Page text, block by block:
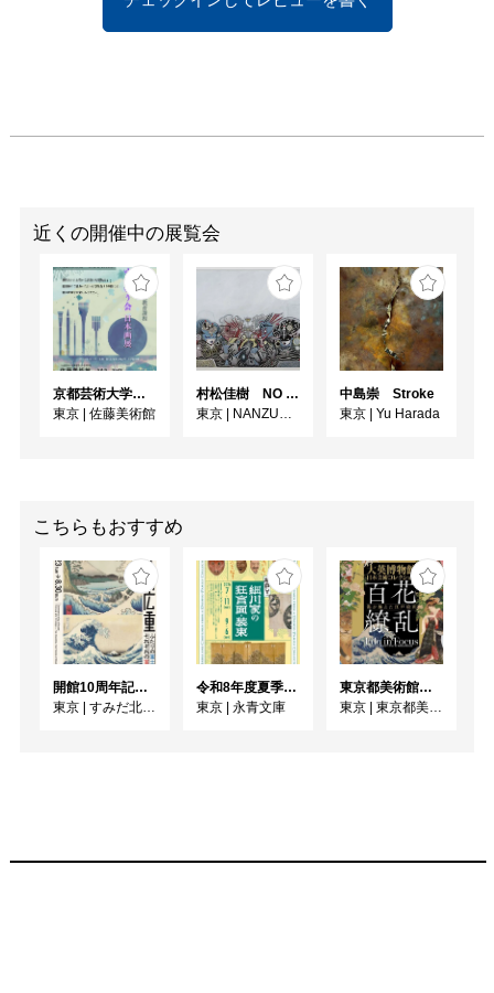
近くの開催中の展覧会
京都芸術大学通信教育課程 ゆうゆう会日本画展
東京
佐藤美術館
村松佳樹 NO SEQUENCE
東京
NANZUKA UNDERGROUND
中島崇 Stroke
東京
Yu Harada
こちらもおすすめ
開館10周年記念 「北斎 広重 ふたりの富士、それぞれの富士」
東京
すみだ北斎美術館
令和8年度夏季展 えいえいやっとな！蔵出し！細川家の狂言面・装束
東京
永青文庫
東京都美術館開館100周年記念 大英博物館日本美術コレクション 百花繚乱〜海を越えた江戸絵画
東京
東京都美術館